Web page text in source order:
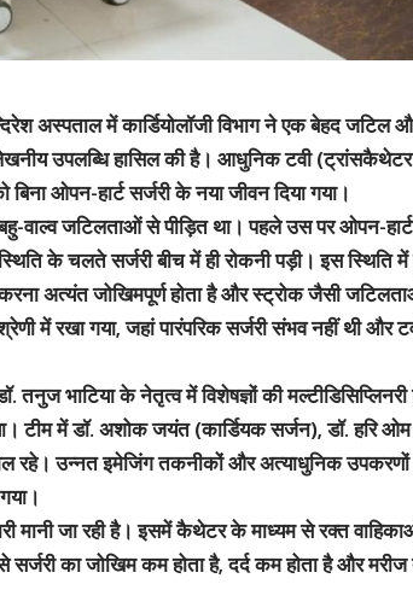
अस्पताल में कार्डियोलॉजी विभाग ने एक बेहद जटिल
उपलब्धि हासिल की है। आधुनिक टवी (ट्रांसकैथेटर
ओपन-हार्ट सर्जरी के नया जीवन दिया गया।
वाल्व जटिलताओं से पीड़ित था। पहले उस पर ओपन-हार्ट
के चलते सर्जरी बीच में ही रोकनी पड़ी। इस स्थिति में
अत्यंत जोखिमपूर्ण होता है और स्ट्रोक जैसी
में रखा गया, जहां पारंपरिक सर्जरी संभव नहीं थी और
तनुज भाटिया के नेतृत्व में विशेषज्ञों की
टीम में डॉ. अशोक जयंत (कार्डियक सर्जन), डॉ. हरि
रहे। उन्नत इमेजिंग तकनीकों और अत्याधुनिक
मानी जा रही है। इसमें कैथेटर के माध्यम से रक्त
का जोखिम कम होता है, दर्द कम होता है और मरीज